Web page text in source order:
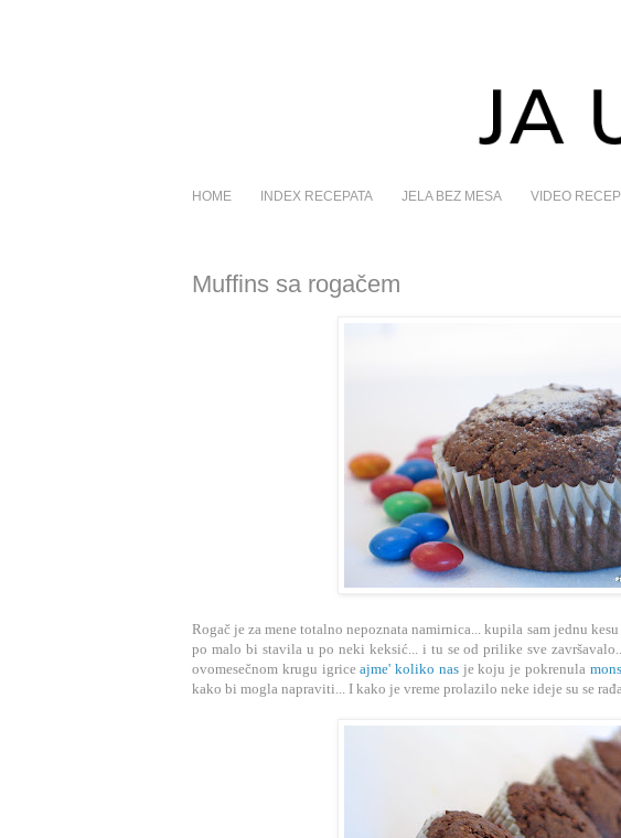
HOME INDEX RECEPATA JELA BEZ MESA VIDEO
Muffins sa rogačem
Rogač je za mene totalno nepoznata namirnica... kupila sam jednu
po malo bi stavila u po neki keksić... i tu se od prilike sve
ovomesečnom krugu igriceajme' koliko nasje koju je pokrenula
kako bi mogla napraviti... I kako je vreme prolazilo neke ideje su se